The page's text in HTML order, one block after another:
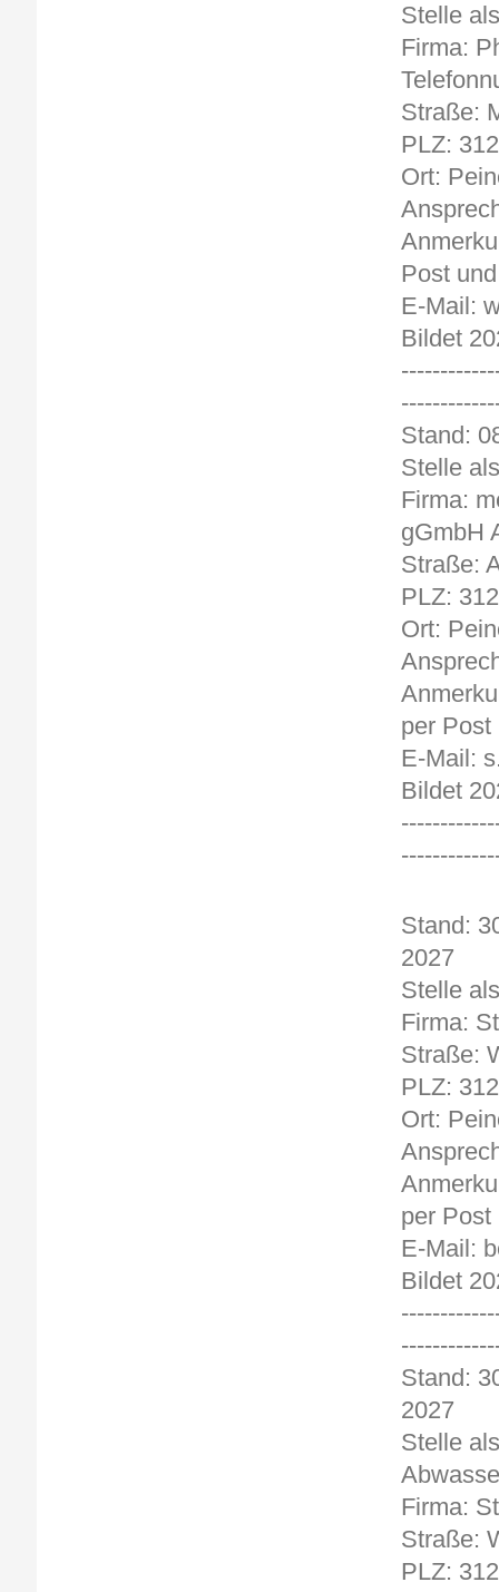
Stelle
Firma:
Straße:
PLZ:
Ort:
Post
E-Mail:
Bildet
Stelle
Firma:
gGmbH
Straße:
PLZ:
Ort:
per Post
E-Mail:
Bildet
2027
Stelle
Firma:
Straße:
PLZ:
Ort:
per Post
E-Mail:
Bildet
2027
Stelle
Firma:
Straße:
PLZ: